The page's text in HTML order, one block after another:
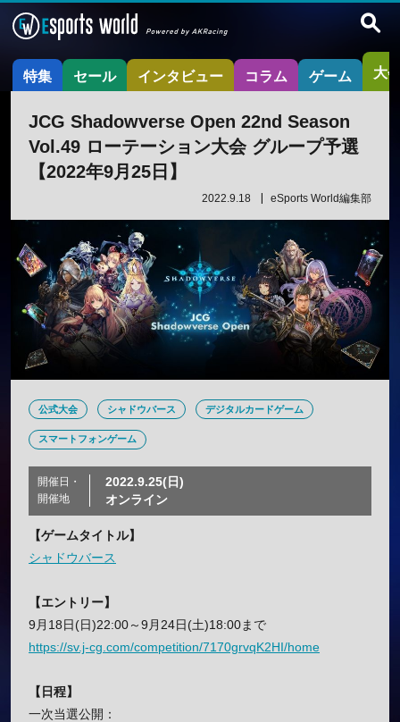
特集 セール インタビュー コラム ゲーム 大
JCG Shadowverse Open 22nd Season
Vol.49 ローテーション大会 グループ予選
【2022年9月25日】
2022.9.18 eSports World編集部
公式大会 シャドウバース デジタルカードゲーム
スマートフォンゲーム
開催日・
開催地
2022.9.25(日)
オンライン
【ゲームタイトル】
シャドウバース
【エントリー】
9月18日(日)22:00～9月24日(土)18:00まで
https://sv.j-cg.com/competition/7170grvqK2HI/home
【日程】
一次当選公開：